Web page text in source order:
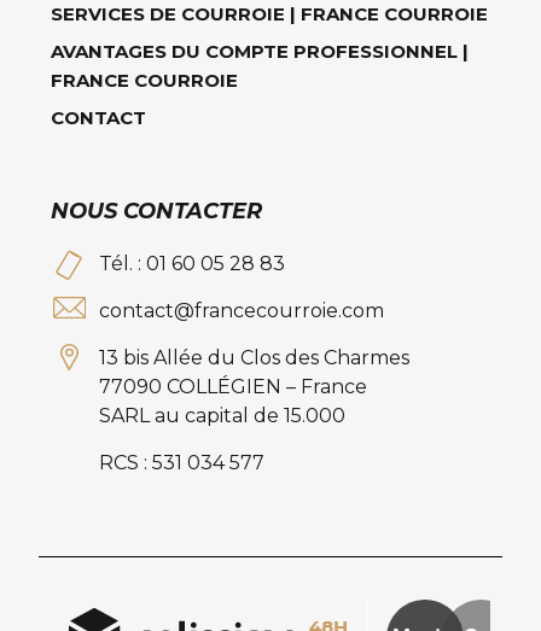
SERVICES DE COURROIE | FRANCE COURROIE
AVANTAGES DU COMPTE PROFESSIONNEL |
FRANCE COURROIE
CONTACT
NOUS CONTACTER
Tél. : 01 60 05 28 83
contact@francecourroie.com
13 bis Allée du Clos des Charmes
77090 COLLÉGIEN – France
SARL au capital de 15.000
RCS : 531 034 577